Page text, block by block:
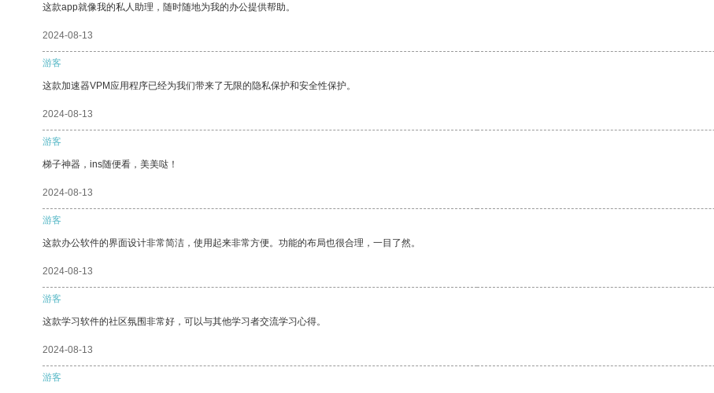
这款app就像我的私人助理，随时随地为我的办公提供帮助。
2024-08-13
游客
这款加速器VPM应用程序已经为我们带来了无限的隐私保护和安全性保护。
2024-08-13
游客
梯子神器，ins随便看，美美哒！
2024-08-13
游客
这款办公软件的界面设计非常简洁，使用起来非常方便。功能的布局也很合理，一目了然。
2024-08-13
游客
这款学习软件的社区氛围非常好，可以与其他学习者交流学习心得。
2024-08-13
游客